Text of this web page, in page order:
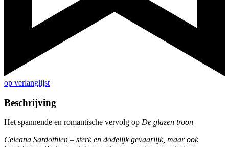
op verlanglijst
Beschrijving
Het spannende en romantische vervolg op De glazen troon
Celeana Sardothien – sterk en dodelijk gevaarlijk, maar ook